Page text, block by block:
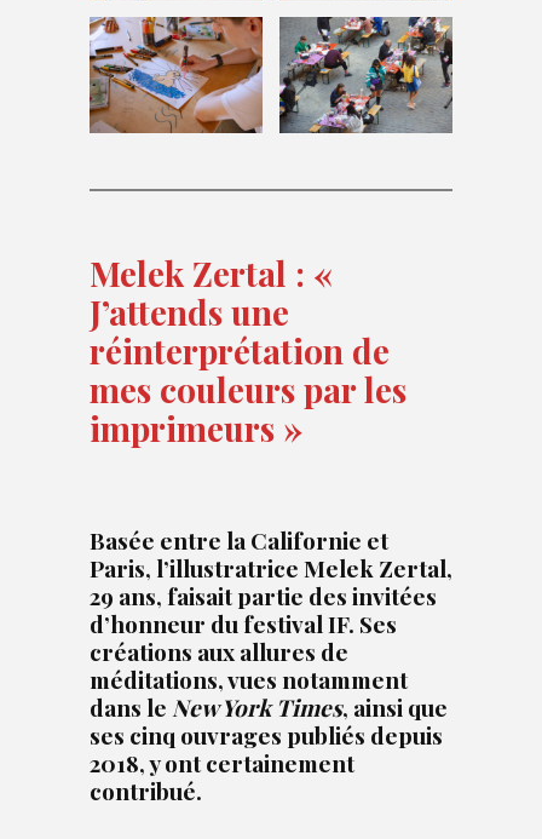
Melek Zertal : «
J’attends une
réinterprétation de
mes couleurs par les
imprimeurs »
Basée entre la Californie et
Paris, l’illustratrice Melek Zertal,
29 ans, faisait partie des invitées
d’honneur du festival IF. Ses
créations aux allures de
méditations, vues notamment
dans le New York Times, ainsi que
ses cinq ouvrages publiés depuis
2018, y ont certainement
contribué.